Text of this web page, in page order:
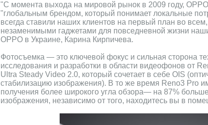
"С момента выхода на мировой рынок в 2009 году,
"глобальным брендом, который понимает локальные
всегда ставили наших клиентов на первый план во
незаменимыми гаджетами для повседневной жизни
ОPPO в Украине, Карина Кирпичева.
Фотосъемка — это ключевой фокус и сильная сторона
исследования и разработки в области видеофонов от
Ultra Steady Video 2.0, который сочетает в себе OIS
стабилизацию изображения). В то же время Reno3 Pro
получения более широкого угла обзора— на 87%
изображения, независимо от того, находитесь вы в